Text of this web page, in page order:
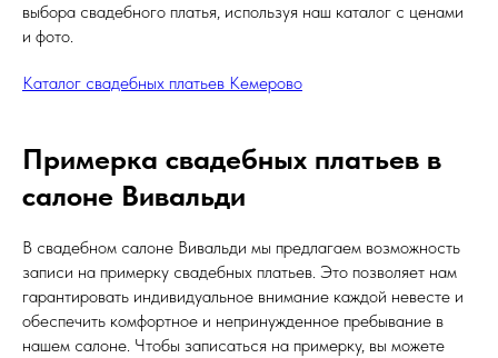
выбора свадебного платья, используя наш каталог с ценами
и фото.
Каталог свадебных платьев Кемерово
Примерка свадебных платьев в
салоне Вивальди
В свадебном салоне Вивальди мы предлагаем возможность
записи на примерку свадебных платьев. Это позволяет нам
гарантировать индивидуальное внимание каждой невесте и
обеспечить комфортное и непринужденное пребывание в
нашем салоне. Чтобы записаться на примерку, вы можете